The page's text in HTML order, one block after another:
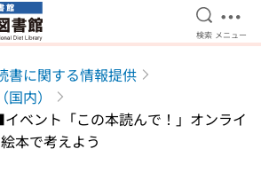
検索を
検索 メ
メニュー
書に関する情報提供
内）
ベント「この本読んで！」オンライ
本で考えよう